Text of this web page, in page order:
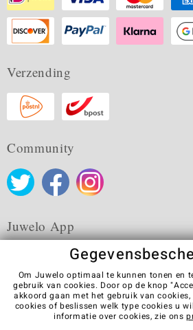
Verzending
Community
Juwelo App
Algemene verkoopvoorwaarden
Colofon
Contact
Om Juwelo optimaal te kunnen tonen en
gebruik van cookies. Door op de knop
akkoord gaan met het gebruik van cookies,
cookies of beslissen welk type cookies u
informatie over cookies, zie ons